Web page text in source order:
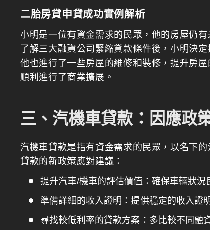
二胎房貸申貸成功實例解析
小明是一位有資金需求的民眾，他的房屋仍
了解三大融資公司緊縮貸款條件後，小明決
他也進行了一些房屋的維修和裝修，提升房
順利進行了商業擴展。
三、汽機車貸款：因應政
汽機車貸款是指有資金需求的民眾，以名下
貸款的新政策應對建議：
提升汽車/機車的評估價值：確保車輛狀
準備詳細的收入證明：提供穩定的收入證
尋找較低利率的貸款方案：多比較不同融